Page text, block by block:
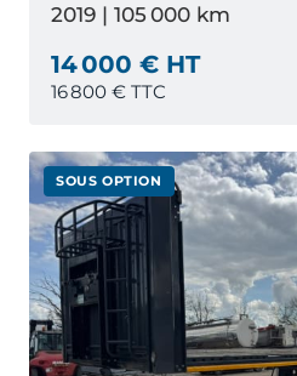
2019 | 105 000 km
14 000 € HT
16 800 € TTC
SOUS OPTION